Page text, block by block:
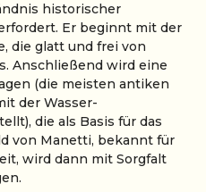
historischer
Er beginnt mit der
die glatt und frei von
Anschließend wird eine
(die meisten antiken
der Wasser-
die als Basis für das
von Manetti, bekannt für
wird dann mit Sorgfalt